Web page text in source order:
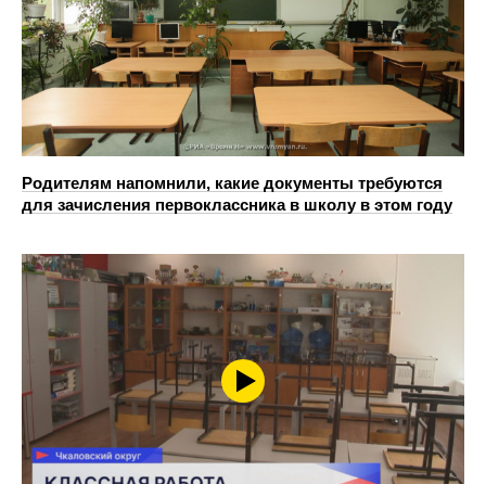
Родителям напомнили, какие документы требуются
для зачисления первоклассника в школу в этом году